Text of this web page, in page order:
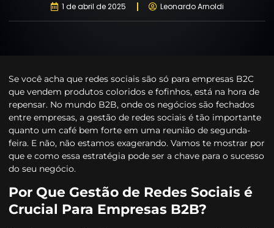
1 de abril de 2025 Leonardo Arnoldi
Se você acha que redes sociais são só para empresas B2C
que vendem produtos coloridos e fofinhos, está na hora de
repensar. No mundo B2B, onde os negócios são fechados
entre empresas, a gestão de redes sociais é tão importante
quanto um café bem forte em uma reunião de segunda-
feira. E não, não estamos exagerando. Vamos te mostrar por
que e como essa estratégia pode ser a chave para o sucesso
do seu negócio.
Por Que Gestão de Redes Sociais é
Crucial Para Empresas B2B?